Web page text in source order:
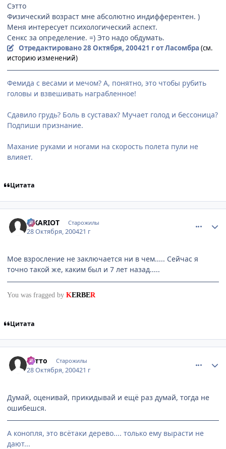
Сэтто
Физический возраст мне абсолютно индифферентен. )
Меня интересует психологический аспект.
Сенкс за определение. =) Это надо обдумать.
Отредактировано28 Октября, 200421 гот Ласомбра (см.
историю изменений)
Фемида с весами и мечом? А, понятно, это чтобы рубить
головы и взвешивать награбленное!
Сдавило грудь? Боль в суставах? Мучает голод и бессоница?
Подпиши признание.
Махание руками и ногами на скорость полета пули не
влияет.
Цитата
ISKARIOT Старожилы
28 Октября, 200421 г
Мое взросление не заключается ни в чем..... Сейчас я
точно такой же, каким был и 7 лет назад.....
You was fragged by KERBER
Цитата
Сэтто Старожилы
28 Октября, 200421 г
Думай, оценивай, прикидывай и ещё раз думай, тогда не
ошибешся.
А конопля, это всётаки дерево.... только ему вырасти не
дают...